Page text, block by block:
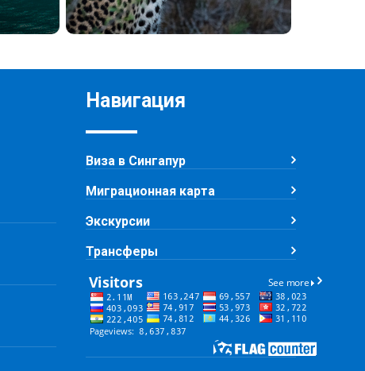
Навигация
Виза в Сингапур
Миграционная карта
Экскурсии
Трансферы